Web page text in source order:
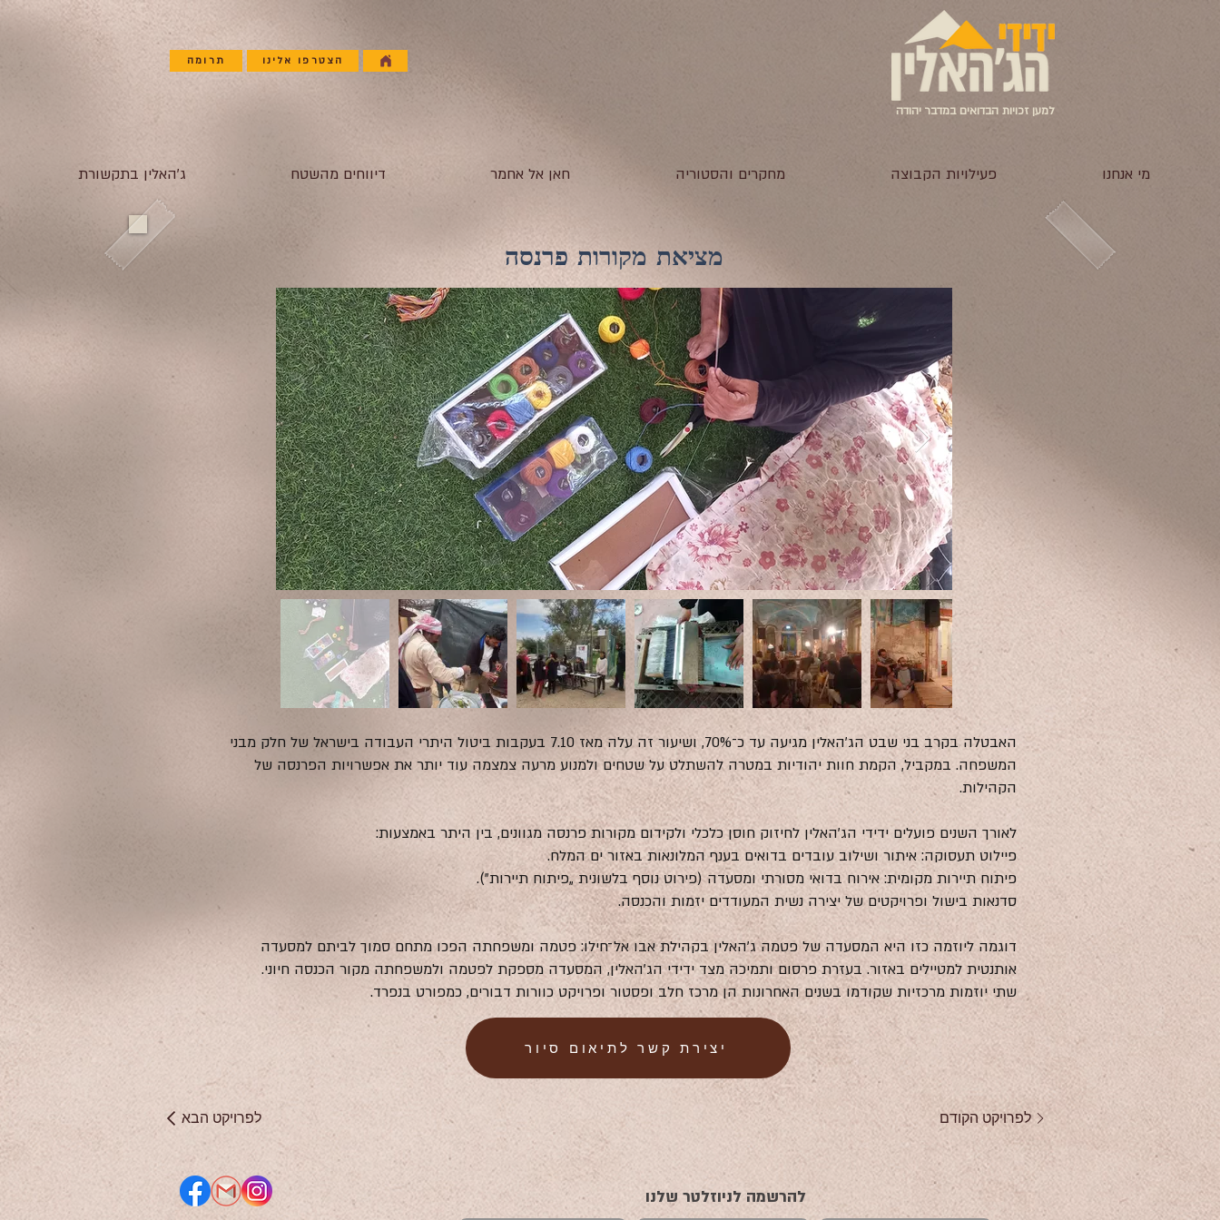
תרומה הצטרפו אלינו
למען זכויות הבדואים במדבר יהודה
מי אנחנו פעילויות הקבוצה מחקרים והסטוריה חאן אל אחמר דיווחים מהשטח ג'האלין בתקשורת
מציאת מקורות פרנסה
האבטלה בקרב בני שבט הג׳האלין מגיעה עד כ־70%, ושיעור זה עלה מאז 7.10 בעקבות ביטול היתרי העבודה בישראל של חלק מבני
המשפחה. במקביל, הקמת חוות יהודיות במטרה להשתלט על שטחים ולמנוע מרעה צמצמה עוד יותר את אפשרויות הפרנסה של
הקהילות.
לאורך השנים פועלים ידידי הג׳האלין לחיזוק חוסן כלכלי ולקידום מקורות פרנסה מגוונים, בין היתר באמצעות:
פיילוט תעסוקה: איתור ושילוב עובדים בדואים בענף המלונאות באזור ים המלח.
פיתוח תיירות מקומית: אירוח בדואי מסורתי ומסעדה (פירוט נוסף בלשונית „פיתוח תיירות”).
סדנאות בישול ופרויקטים של יצירה נשית המעודדים יזמות והכנסה.
דוגמה ליוזמה כזו היא המסעדה של פטמה ג׳האלין בקהילת אבו אל־חילו: פטמה ומשפחתה הפכו מתחם סמוך לביתם למסעדה
אותנטית למטיילים באזור. בעזרת פרסום ותמיכה מצד ידידי הג׳האלין, המסעדה מספקת לפטמה ולמשפחתה מקור הכנסה חיוני.
שתי יוזמות מרכזיות שקודמו בשנים האחרונות הן מרכז חלב ופסטור ופרויקט כוורות דבורים, כמפורט בנפרד.
יצירת קשר לתיאום סיור
לפרויקט הבא לפרויקט הקודם
להרשמה לניוזלטר שלנו